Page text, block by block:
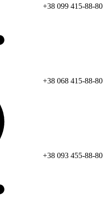
+38 099 415-88-80
+38 068 415-88-80
+38 093 455-88-80